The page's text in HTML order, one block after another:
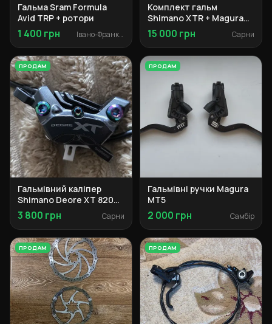
Гальма Sram Formula
Avid TRP + ротори
1 400 грн Івано-Франківськ
Комплект гальм
Shimano XTR + Magura
MT Trail Chrome
15 000 грн Сарни
ПРОДАМ
Гальмівний каліпер
Shimano Deore XT 8200
з титановими болтами
3 800 грн Сарни
ПРОДАМ
Гальмівні ручки Magura
MT5
2 000 грн Самбір
ПРОДАМ ПРОДАМ